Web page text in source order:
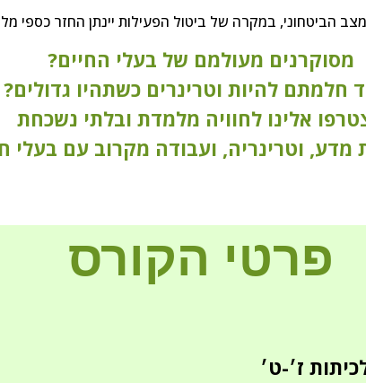
הביטחוני, במקרה של ביטול הפעילות יינתן החזר כספי
מסוקרנים מעולמם של בעלי החיים?
חלמתם להיות וטרינרים כשתהיו גדולים?
אלינו לחוויה מלמדת ובלתי נשכחת
וטרינריה, ועבודה מקרוב עם בעלי
פרטי הקורס
ז׳-ט׳